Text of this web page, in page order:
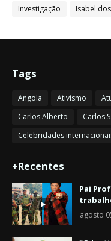
Investigação
Isabel
Tags
Angola Ativismo
Carlos Alberto
Carlos
Celebridades
+Recentes
Pai
agosto